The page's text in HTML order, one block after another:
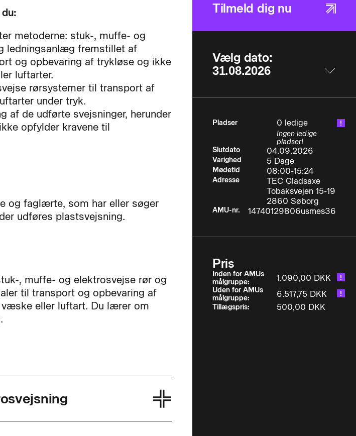
metoderne: stuk-, muffe- og
ledningsanlæg fremstillet af
og opbevaring af trykløse og ikke
luftarter.
rørsystemer til transport af
under tryk.
af de udførte svejsninger, herunder
opfylder kravene til
og faglærte, som har eller søger
udføres plastsvejsning.
, muffe- og elektrosvejse rør og
til transport og opbevaring af
eller luftart. Du lærer om
Tilmeld dig nu
Vælg dato:
Pladser 0 ledige
Ingen ledige
pladser!
Slutdato
04.09.2026
Varighed 5 Dage
Mødetid 08:00-15:24
Adresse
TEC Gladsaxe
Tobaksvejen 15-19
2860 Søborg
AMU-nr. 14740129806usmes36
Pris
Inden for AMUs
målgruppe:
1.090,00 DKK
Uden for AMUs
målgruppe:
6.517,75 DKK
Tillægspris: 500,00 DKK